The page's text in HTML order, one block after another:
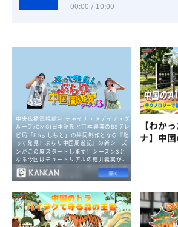
00:00 / 10:00
【わか
ナ】中